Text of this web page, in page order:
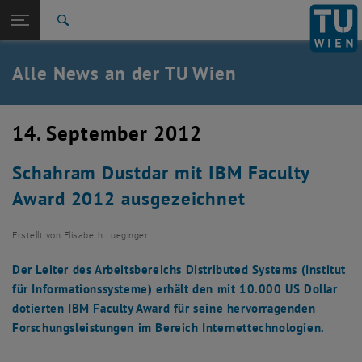
TU Login
Quicklinks
Quicklinks-Menü umschalten
Studium
Karriere
Zurück: Subseiten von TU Wien Startseite auflisten
Zurück zur letzten Ebene:
TU Wien Startseite
Übersicht
Alle News an der TU Wien
14. September 2012
Schahram Dustdar mit IBM Faculty
Award 2012 ausgezeichnet
Erstellt von Elisabeth Lueginger
Der Leiter des Arbeitsbereichs Distributed Systems (Institut
für Informationssysteme) erhält den mit 10.000 US Dollar
dotierten IBM Faculty Award für seine hervorragenden
Forschungsleistungen im Bereich Internettechnologien.